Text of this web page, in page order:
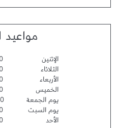
الإثنين
الثلاثاء
الأربعاء
الخميس
يوم الجمعة
يوم السبت
الأحد